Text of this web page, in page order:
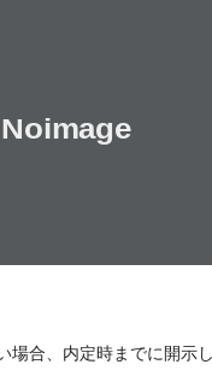
場合、内定時までに開示